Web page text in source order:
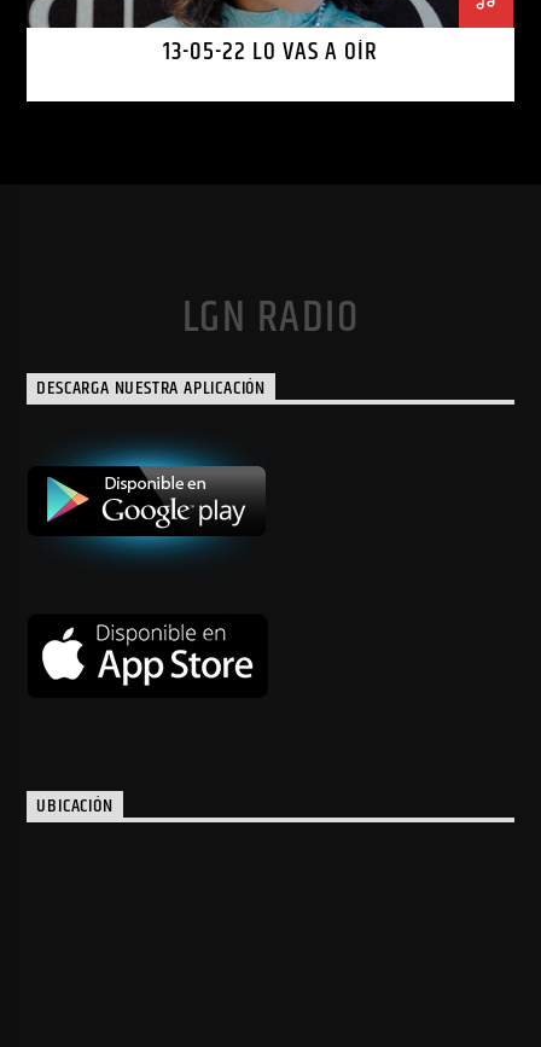
13-05-22 LO VAS A OÍR
LGN RADIO
DESCARGA NUESTRA APLICACIÓN
UBICACIÓN